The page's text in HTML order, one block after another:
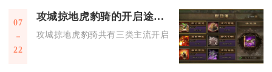
07
22
攻城掠地虎豹骑的开启途径有哪些各有什么要求
攻城掠地虎豹骑共有三类主流开启途径，分别是神兵等级达